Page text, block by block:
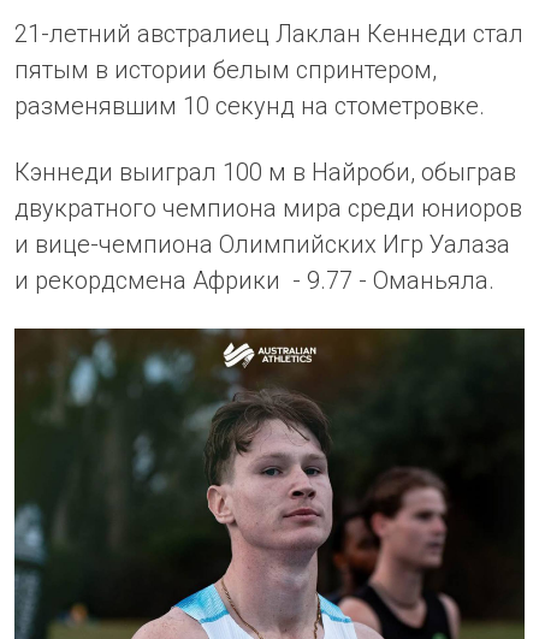
21-летний австралиец Лаклан Кеннеди стал
пятым в истории белым спринтером,
разменявшим 10 секунд на стометровке.
Кэннеди выиграл 100 м в Найроби, обыграв
двукратного чемпиона мира среди юниоров
и вице-чемпиона Олимпийских Игр Уалаза
и рекордсмена Африки - 9.77 - Оманьяла.